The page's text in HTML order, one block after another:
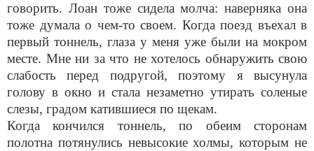
говорить. Лоан тоже сидела молча: наверняка она
тоже думала о чем-то своем. Когда поезд въехал в
первый тоннель, глаза у меня уже были на мокром
месте. Мне ни за что не хотелось обнаружить свою
слабость перед подругой, поэтому я высунула
голову в окно и стала незаметно утирать соленые
слезы, градом катившиеся по щекам.
Когда кончился тоннель, по обеим сторонам
полотна потянулись невысокие холмы, которым не